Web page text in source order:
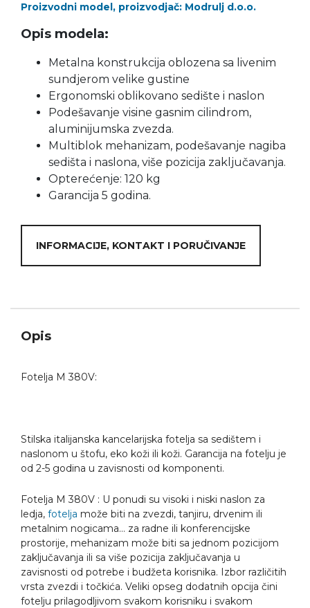
Proizvodni model, proizvodjač: Modrulj d.o.o.
Opis modela:
Metalna konstrukcija oblozena sa livenim
sundjerom velike gustine
Ergonomski oblikovano sedište i naslon
Podešavanje visine gasnim cilindrom,
aluminijumska zvezda.
Multiblok mehanizam, podešavanje nagiba
sedišta i naslona, više pozicija zaključavanja.
Opterećenje: 120 kg
Garancija 5 godina.
INFORMACIJE, KONTAKT I PORUČIVANJE
Opis
Fotelja M 380V:
Stilska italijanska kancelarijska fotelja sa sedištem i
naslonom u štofu, eko koži ili koži. Garancija na fotelju je
od 2-5 godina u zavisnosti od komponenti.
Fotelja M 380V : U ponudi su visoki i niski naslon za
ledja, fotelja može biti na zvezdi, tanjiru, drvenim ili
metalnim nogicama… za radne ili konferencijske
prostorije, mehanizam može biti sa jednom pozicijom
zaključavanja ili sa više pozicija zaključavanja u
zavisnosti od potrebe i budžeta korisnika. Izbor različitih
vrsta zvezdi i točkića. Veliki opseg dodatnih opcija čini
fotelju prilagodljivom svakom korisniku i svakom